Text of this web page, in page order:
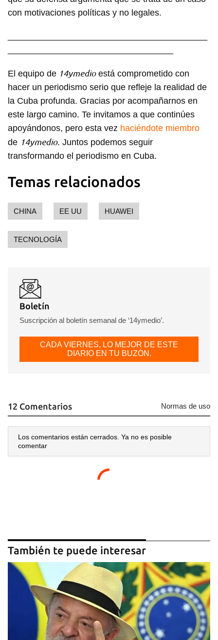
Guardar como favorito
Para poder guardar como favorito, primero has de
iniciar sesión con tu cuenta de 14ymedio.
con motivaciones políticas y no legales.
El equipo de 14ymedioestá comprometido con
hacer un periodismo serio que refleje la realidad de
la Cuba profunda. Gracias por acompañarnos en
este largo camino. Te invitamos a que continúes
apoyándonos, pero esta vez haciéndote miembro
de 14ymedio. Juntos podemos seguir
transformando el periodismo en Cuba.
Temas relacionados
CHINA EE UU HUAWEI
TECNOLOGÍA
Boletín
Suscripción al boletín semanal de ‘14ymedio’.
CADA VIERNES, LO MEJOR DE ESTE
DIARIO EN TU BUZÓN.
12 Comentarios Normas de uso
Los comentarios están cerrados. Ya no es posible
comentar
También te puede interesar